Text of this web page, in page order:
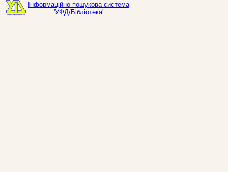
Інформаційно-пошукова система
'УФД/Бібліотека'